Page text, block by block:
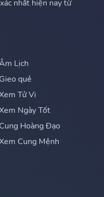
nhất hiện nay từ
Lịch
Gieo quẻ
Tử Vi
Ngày Tốt
Cung Hoàng Đạo
Cung Mệnh